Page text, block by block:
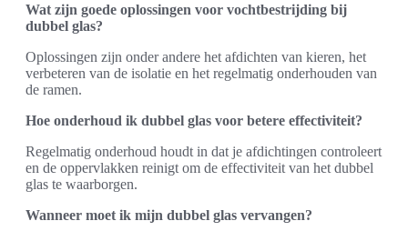
Wat zijn goede oplossingen voor vochtbestrijding bij
dubbel glas?
Oplossingen zijn onder andere het afdichten van kieren, het
verbeteren van de isolatie en het regelmatig onderhouden van
de ramen.
Hoe onderhoud ik dubbel glas voor betere effectiviteit?
Regelmatig onderhoud houdt in dat je afdichtingen controleert
en de oppervlakken reinigt om de effectiviteit van het dubbel
glas te waarborgen.
Wanneer moet ik mijn dubbel glas vervangen?